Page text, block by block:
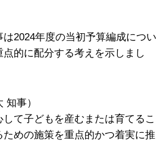
2024年度の当初予算編成につい
的に配分する考えを示しまし
知事）
して子どもを産むまたは育てるこ
ための施策を重点的かつ着実に推